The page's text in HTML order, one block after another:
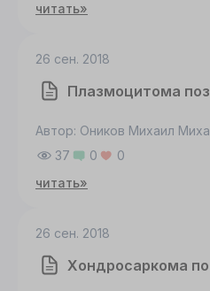
читать»
26 сен. 2018
Плазмоцитома
Автор: Оников Михаил
37
0
0
читать»
26 сен. 2018
Хондросаркома